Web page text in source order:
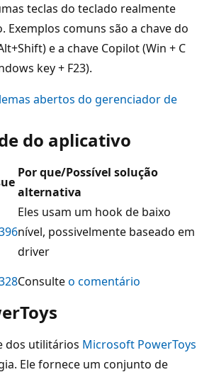
teclas do teclado realmente
Exemplos comuns são a chave do
e a chave Copilot (Win + C
key + F23).
abertos do gerenciador de
do aplicativo
Por que/Possível solução
alternativa
Eles usam um hook de baixo
nível, possivelmente baseado em
driver
Consulteo comentário
dos utilitários Microsoft PowerToys
Ele fornece um conjunto de